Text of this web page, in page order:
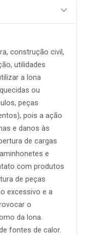
construção civil,
utilidades
a lona
ou
peças
pois a ação
e danos às
de cargas
e
com produtos
de peças
excessivo e a
o
da lona.
fontes de calor.